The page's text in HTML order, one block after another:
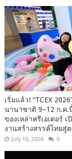
เริ่มแล้ว! “TCEX
นานาชาติ 9–12 ก.ค
ของเหล่าครีเอเตอร์
งานสร้างสรรค์ไทยสู่
July 10, 2026 0